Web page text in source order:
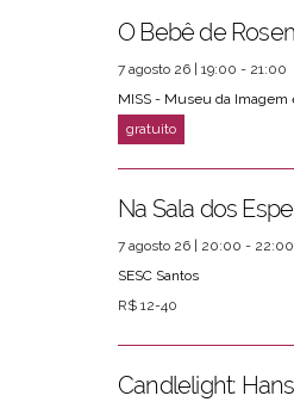
O Bebê de
7 agosto 26 | 19:00 - 21:00
Na Sala dos
7 agosto 26 | 20:00 - 22:00
SESC Santos
R$ 12-40
Candlelight: